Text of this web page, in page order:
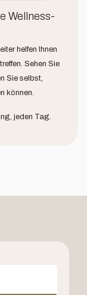
Wellness-
helfen Ihnen
Sehen Sie
Sie selbst,
können.
jeden Tag.